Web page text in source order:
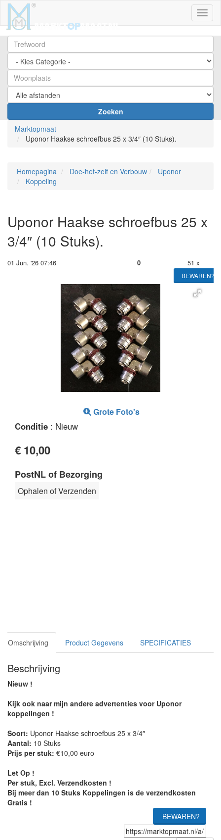
Zoeken
Marktopmaat
Uponor Haakse schroefbus 25 x 3/4″ (10 Stuks).
Homepagina Doe-het-zelf en Verbouw
Uponor
Koppeling
Uponor Haakse schroefbus 25 x
3/4″ (10 Stuks).
01 Jun. '26 07:46 0 51 x
BEWAREN?
Grote Foto's
Conditie : Nieuw
€ 10,00
PostNL of Bezorging
Ophalen of Verzenden
Omschrijving Product Gegevens SPECIFICATIES
Beschrijving
Nieuw !
Kijk ook naar mijn andere advertenties voor Uponor
koppelingen !
Soort: Uponor Haakse schroefbus 25 x 3/4″
Aantal: 10 Stuks
Prijs per stuk: €10,00 euro
Let Op !
Per stuk, Excl. Verzendkosten !
Bij meer dan 10 Stuks Koppelingen is de verzendkosten
Gratis !
BEWAREN?